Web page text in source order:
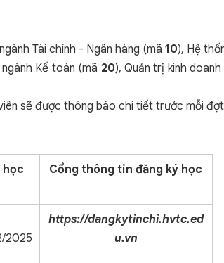
Tài chính - Ngân hàng (mã 10), Hệ
Kế toán (mã 20), Quản trị kinh
sẽ được thông báo chi tiết trước mỗi
học Cổng thông tin đăng ký học
2025
https://dangkytinchi.hvtc.ed
u.vn